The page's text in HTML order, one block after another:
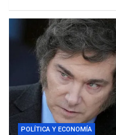
POLÍTICA Y ECONOMÍA